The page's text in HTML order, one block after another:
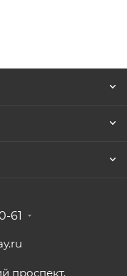
61
проспект,